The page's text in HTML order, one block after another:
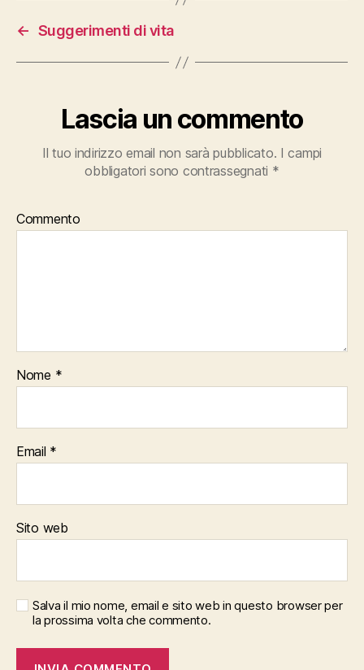
← Suggerimenti di vita
Lascia un commento
Il tuo indirizzo email non sarà pubblicato. I campi
obbligatori sono contrassegnati *
Commento
Nome *
Email *
Sito web
Salva il mio nome, email e sito web in questo browser per
la prossima volta che commento.